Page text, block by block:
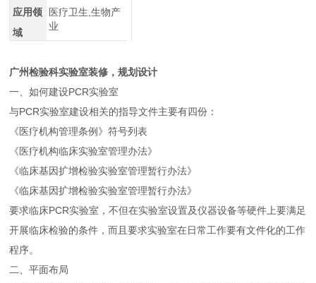
应用领
域
医疗卫生,生物产
业
广州检验科实验室装修，规划设计
一、如何建设PCR实验室
与PCR实验室建设相关的指导文件主要有四份：
《医疗机构管理条例》符号列表
《医疗机构临床实验室管理办法》
《临床基因扩增检验实验室管理暂行办法》
《临床基因扩增检验实验室管理暂行办法》
要求临床PCR实验室，不但在实验室设置及仪器设备等硬件上要满足
开展临床检验的条件，而且要求实验室在日常工作要有文件化的工作
程序。
二、平面布局